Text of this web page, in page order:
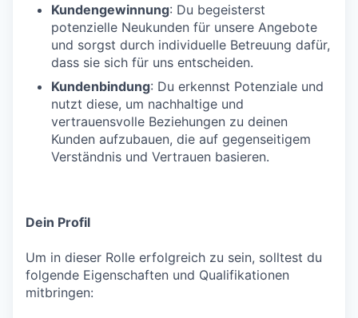
Kundengewinnung: Du begeisterst
potenzielle Neukunden für unsere Angebote
und sorgst durch individuelle Betreuung dafür,
dass sie sich für uns entscheiden.
Kundenbindung: Du erkennst Potenziale und
nutzt diese, um nachhaltige und
vertrauensvolle Beziehungen zu deinen
Kunden aufzubauen, die auf gegenseitigem
Verständnis und Vertrauen basieren.
Dein Profil
Um in dieser Rolle erfolgreich zu sein, solltest du
folgende Eigenschaften und Qualifikationen
mitbringen: